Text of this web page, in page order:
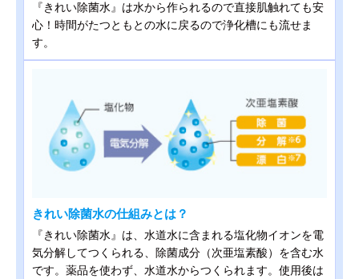
『きれい除菌水』は水から作られるので直接肌触れても安
心！時間がたつともとの水に戻るので浄化槽にも流せま
す。
きれい除菌水の仕組みとは？
『きれい除菌水』は、水道水に含まれる塩化物イオンを電
気分解してつくられる、除菌成分（次亜塩素酸）を含む水
です。薬品を使わず、水道水からつくられます。使用後は